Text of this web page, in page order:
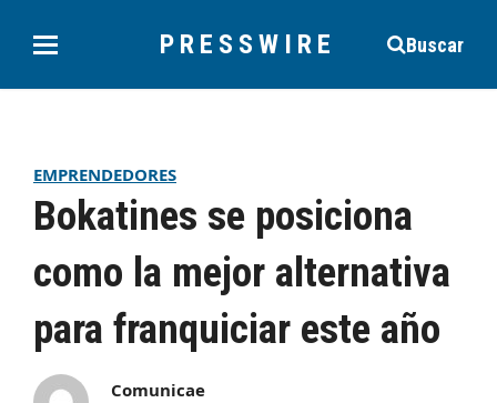
PRESSWIRE Buscar
EMPRENDEDORES
Bokatines se posiciona
como la mejor alternativa
para franquiciar este año
Comunicae